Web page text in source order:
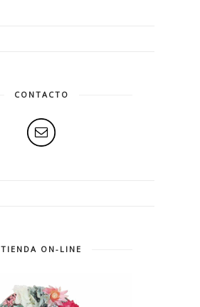
CONTACTO
TIENDA ON-LINE